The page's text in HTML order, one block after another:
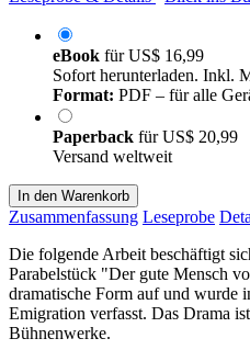
eBook fürUS$ 16,99
Sofort herunterladen. Inkl.
Format: PDF – für alle
Paperback fürUS$ 20,99
Versand weltweit
In den Warenkorb
Zusammenfassung Leseprobe
Die folgende Arbeit beschäftigt
Parabelstück "Der gute Mensch
dramatische Form auf und wurde
Emigration verfasst. Das Drama
Bühnenwerke.